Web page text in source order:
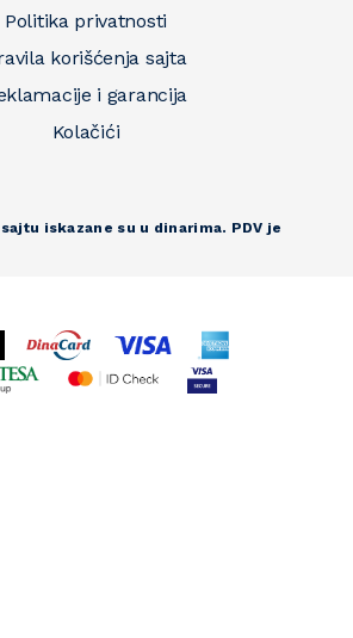
Politika privatnosti
korišćenja sajta
i garancija
Kolačići
iskazane su u dinarima. PDV je